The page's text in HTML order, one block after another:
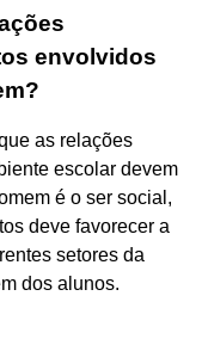
envolvidos
as relações
escolar devem
é o ser social,
deve favorecer a
setores da
dos alunos.